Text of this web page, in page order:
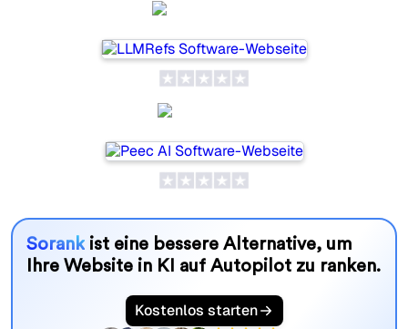
Sorankist eine bessere Alternative, um
Ihre Website in KI auf Autopilot zu ranken.
Kostenlos starten